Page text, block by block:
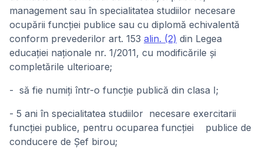
management sau în specialitatea studiilor necesare
ocupării funcției publice sau cu diplomă echivalentă
conform prevederilor art. 153 alin. (2) din Legea
educației naționale nr. 1/2011, cu modificările și
completările ulterioare;
- să fie numiți într-o funcție publică din clasa I;
- 5 ani în specialitatea studiilor necesare exercitarii
funcției publice, pentru ocuparea funcției publice de
conducere de Șef birou;